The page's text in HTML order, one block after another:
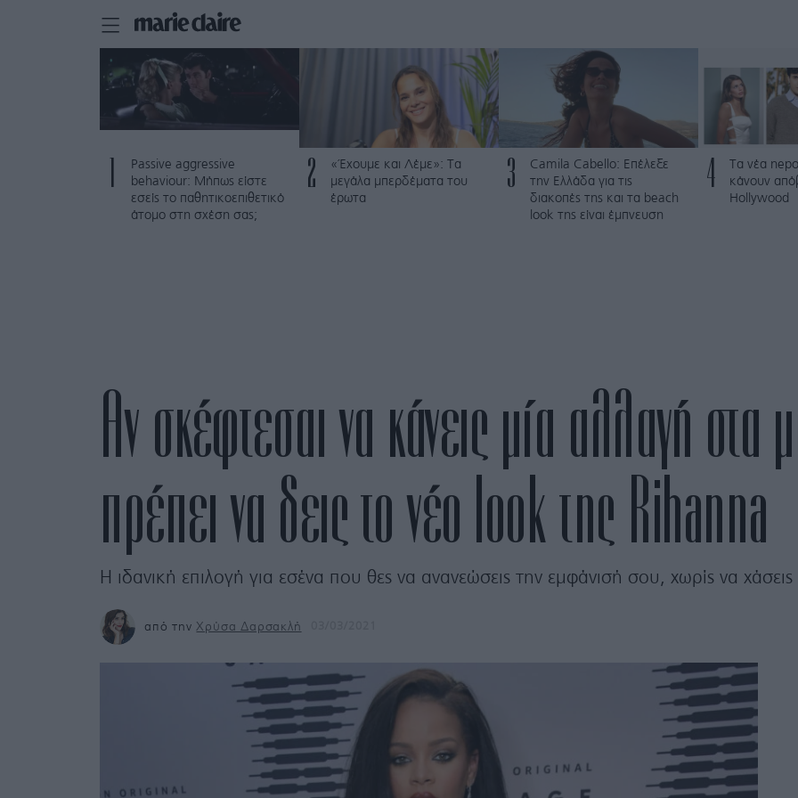
Passive aggressive
behaviour: Μήπως είστε
εσείς το παθητικοεπιθετικό
άτομο στη σχέση σας;
2
«Έχουμε και Λέμε»: Τα
μεγάλα μπερδέματα του
έρωτα
3
Camila Cabello: Επέλεξε
την Ελλάδα για τις
διακοπές της και τα beach
look της είναι έμπνευση
4
Τα νέα
κάνουν
Hollywood
Αν σκέφτεσαι να κάνεις μία αλλαγή στα
πρέπει να δεις το νέο look της Rihanna
Η ιδανική επιλογή για εσένα που θες να ανανεώσεις την εμφάνισή σου, χωρίς να
από την Χρύσα Δαρσακλή